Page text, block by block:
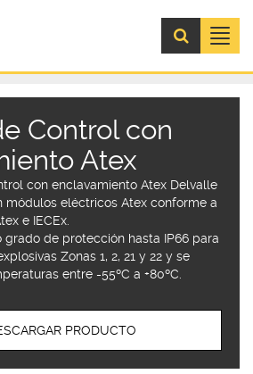
Menú
Control con
Atex
con enclavamiento Atex Delvalle
módulos eléctricos Atex conforme a
e IECEx.
grado de protección hasta IP66 para
Zonas 1, 2, 21 y 22 y se
entre -55ºC a +80ºC.
PRODUCTO